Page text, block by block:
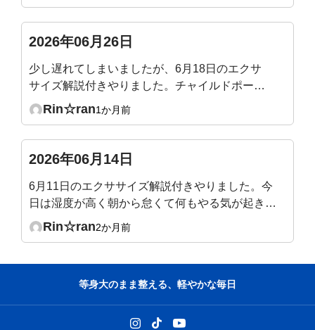
2026年06月26日
少し遅れてしまいましたが、6月18日のエクサ
サイズ解説付きやりました。チャイルドポーズ
で骨盤だけ後傾するのが意外と難しかったで
Rin☆ran1か月前
2026年06月14日
6月11日のエクササイズ解説付きやりました。今
日は湿度が高く朝から怠くて何もやる気が起きな
かったのですが、ライブ1時間をやっているうち
とおっしゃっていて、本当にその通りだな、うん
うん、と頷きながら今日のエクササイズ終えまし
た。ありがとうございました。
Rin☆ran2か月前
等身大のまま整える、軽やかな毎日